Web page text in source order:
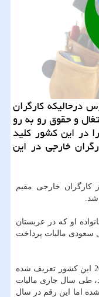
درحالیكه كارگران
و حقوق رو به رو
در این كشور كلید
خارجی در این
كارگران خارجی مقیم
او كه در عربستان
كنند، به ازای هر نفر باید 100 ریال سعودی مالیات پرداخت
با اجرای این قانون كه برای بودجه سال 2017 این كشور تعریف شده
طی سال جاری مالیات
نفر 100 ریال تعیین شده اما این رقم در سال